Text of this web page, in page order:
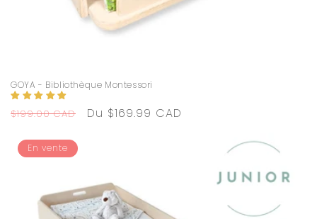
GOYA - Bibliothèque Montessori
Prix
$199.00 CAD
Prix
Du $169.99 CAD
En vente